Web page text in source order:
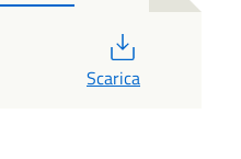
Scarica